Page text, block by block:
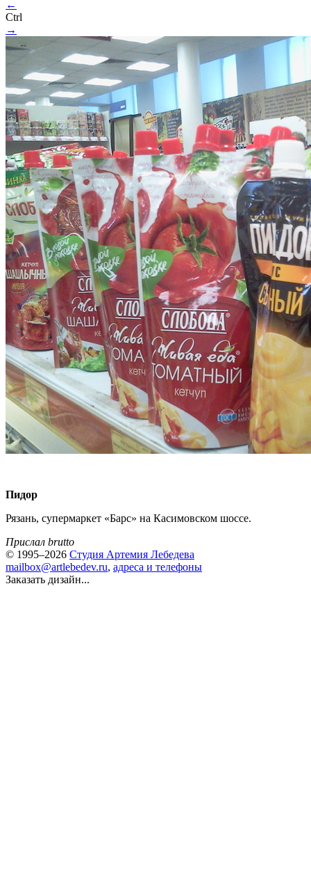
←
Ctrl
→
Пидор
Рязань, супермаркет «Барс» на Касимовском шоссе.
Прислал brutto
© 1995–2026 Студия Артемия Лебедева
mailbox@artlebedev.ru, адреса и телефоны
Заказать дизайн...